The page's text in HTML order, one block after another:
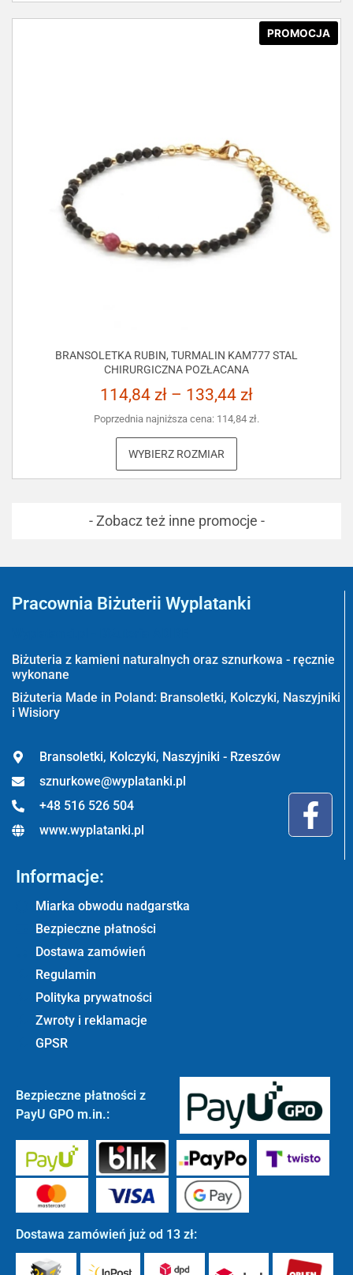
PROMOCJA
BRANSOLETKA RUBIN, TURMALIN KAM777 STAL
CHIRURGICZNA POZŁACANA
114,84 zł – 133,44 zł
Poprzednia najniższa cena: 114,84 zł.
WYBIERZ ROZMIAR
- Zobacz też inne promocje -
Pracownia Biżuterii Wyplatanki
Biżuteria z kamieni naturalnych oraz sznurkowa - ręcznie
wykonane
Biżuteria Made in Poland: Bransoletki, Kolczyki, Naszyjniki
i Wisiory
Bransoletki, Kolczyki, Naszyjniki - Rzeszów
sznurkowe@wyplatanki.pl
+48 516 526 504
www.wyplatanki.pl
Informacje:
Miarka obwodu nadgarstka
Bezpieczne płatności
Dostawa zamówień
Regulamin
Polityka prywatności
Zwroty i reklamacje
GPSR
Bezpieczne płatności z
PayU GPO m.in.:
Dostawa zamówień już od 13 zł: